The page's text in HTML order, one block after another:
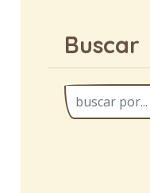
Buscar